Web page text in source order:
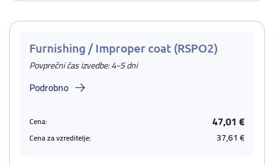
Furnishing / Improper coat (RSPO2)
Povprečni čas izvedbe: 4-5 dni
Podrobno
Cena: 47,01 €
Cena za vzreditelje: 37,61 €